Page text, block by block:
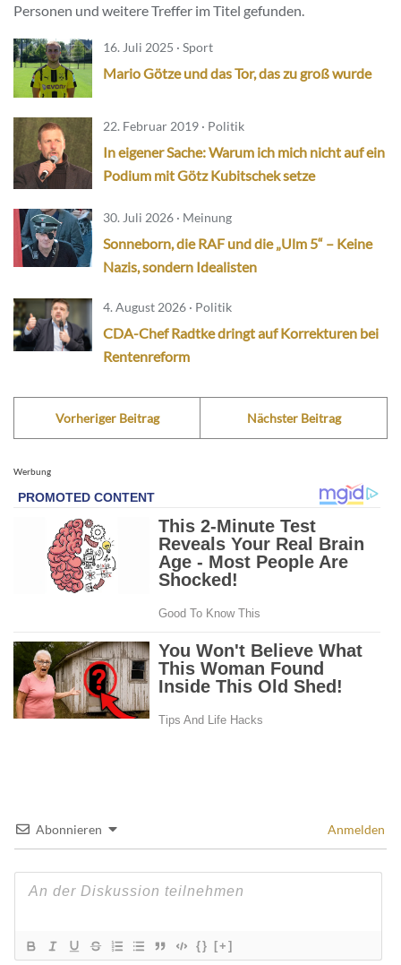
Personen und weitere Treffer im Titel gefunden.
16. Juli 2025 · Sport
Mario Götze und das Tor, das zu groß wurde
22. Februar 2019 · Politik
In eigener Sache: Warum ich mich nicht auf ein
Podium mit Götz Kubitschek setze
30. Juli 2026 · Meinung
Sonneborn, die RAF und die „Ulm 5“ – Keine
Nazis, sondern Idealisten
4. August 2026 · Politik
CDA-Chef Radtke dringt auf Korrekturen bei
Rentenreform
Vorheriger Beitrag Nächster Beitrag
Werbung
Abonnieren Anmelden
{} [+]